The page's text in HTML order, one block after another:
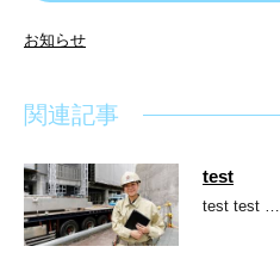
お知らせ
関連記事
test
test test …